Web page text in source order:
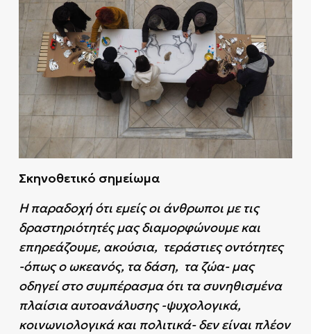
Σκηνοθετικό σημείωμα
Η παραδοχή ότι εμείς οι άνθρωποι με τις
δραστηριότητές μας διαμορφώνουμε και
επηρεάζουμε, ακούσια, τεράστιες οντότητες
-όπως ο ωκεανός, τα δάση, τα ζώα- μας
οδηγεί στο συμπέρασμα ότι τα συνηθισμένα
πλαίσια αυτοανάλυσης -ψυχολογικά,
κοινωνιολογικά και πολιτικά- δεν είναι πλέον